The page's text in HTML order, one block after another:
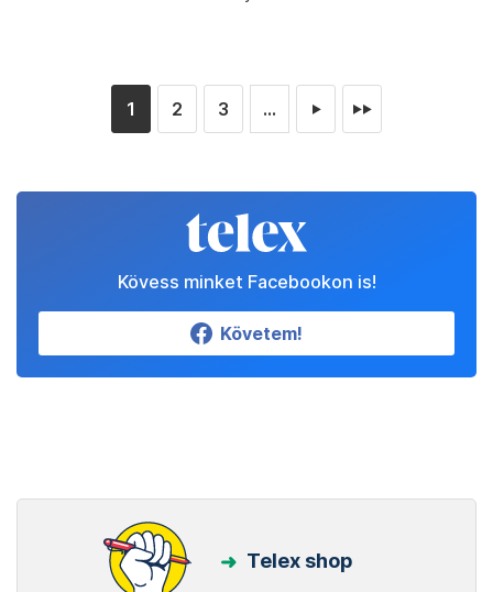
1 2 3 ... ► ►►
Kövess minket Facebookon is!
Követem!
Telex shop